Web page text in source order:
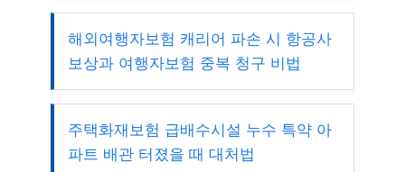
해외여행자보험 캐리어 파손 시 항공사
보상과 여행자보험 중복 청구 비법
주택화재보험 급배수시설 누수 특약 아
파트 배관 터졌을 때 대처법